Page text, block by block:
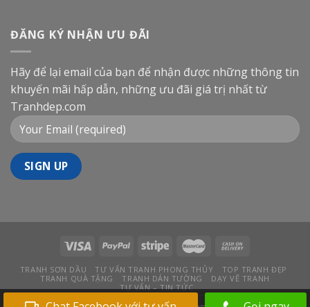
ĐĂNG KÝ NHẬN ƯU ĐÃI
Hãy để lại email của bạn để nhận được những thông tin
khuyến mãi hấp dẫn, những ưu đãi giá trị nhất từ
Tranhdep.com
TRANH SƠN DẦU TƯ VẤN TRANH PHONG THỦY
TOP TRANH ĐẸP
TRANH QUÀ TẶNG
TRANH DÁN TƯỜNG
DẠY VẼ TRANH
TƯ VẤN – TIN TỨC